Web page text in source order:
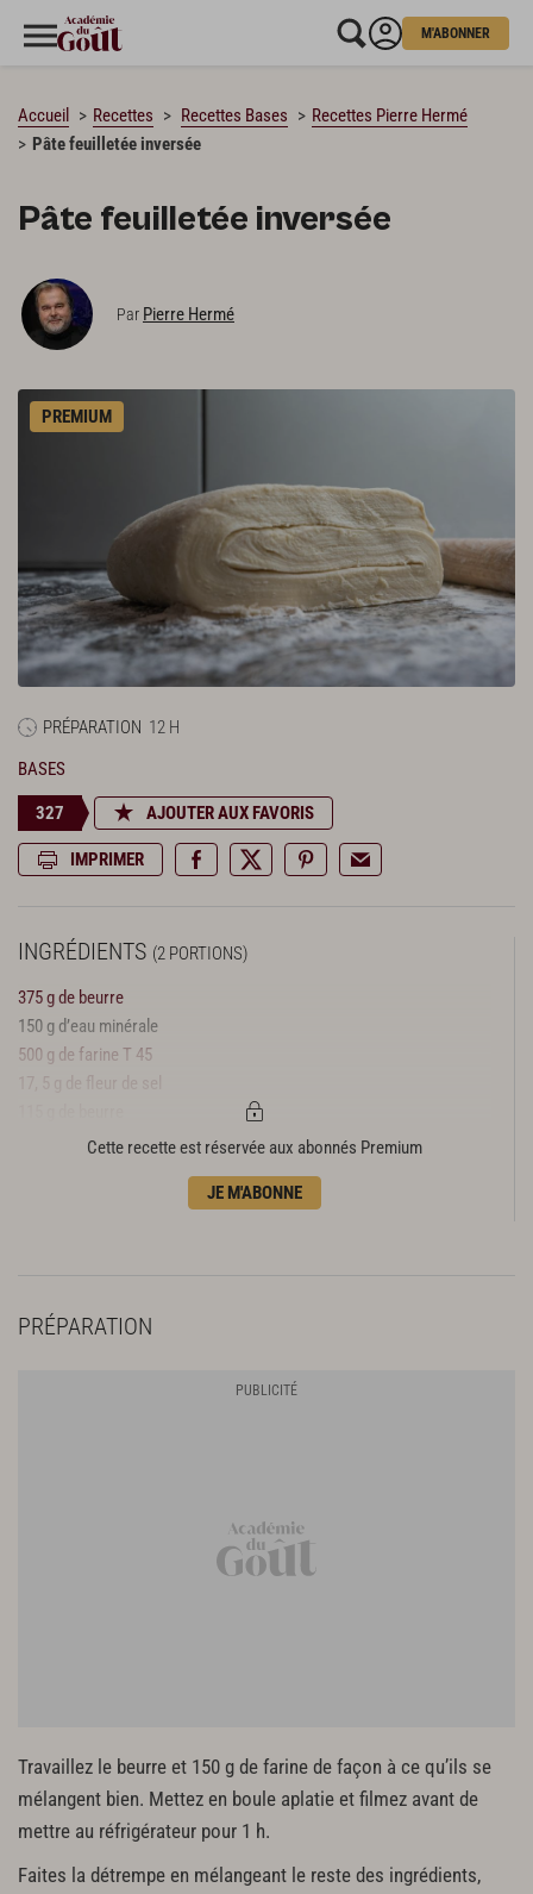
M'ABONNER
Accueil Recettes Recettes Bases
Recettes Pierre Hermé
Pâte feuilletée inversée
Pâte feuilletée inversée
Par Pierre Hermé
PREMIUM
PRÉPARATION 12 H
BASES
327 AJOUTER AUX FAVORIS
IMPRIMER
INGRÉDIENTS (2 PORTIONS)
375 g de beurre
150 g d’eau minérale
500 g de farine T 45
17, 5 g de fleur de sel
2,5 g de vinaigre blanc
Cette recette est réservée aux abonnés Premium
JE M'ABONNE
PRÉPARATION
Travaillez le beurre et 150 g de farine de façon à ce qu’ils se
mélangent bien. Mettez en boule aplatie et filmez avant de
mettre au réfrigérateur pour 1 h.
Faites la détrempe en mélangeant le reste des ingrédients,
CHARGEMENT…